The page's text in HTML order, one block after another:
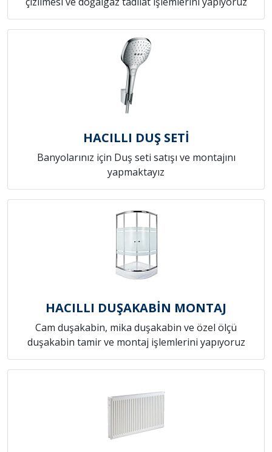
HACILLI DUŞ SETİ
Banyolarınız için Duş seti satışı ve montajını
yapmaktayız
HACILLI DUŞAKABİN MONTAJ
Cam duşakabin, mika duşakabin ve özel ölçü
duşakabin tamir ve montaj işlemlerini yapıyoruz